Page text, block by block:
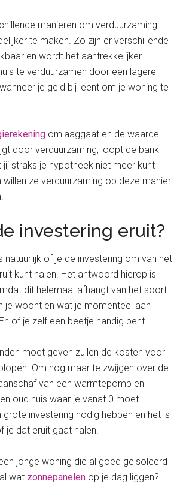
manieren om verduurzaming
te maken. Zo zijn er verschillende
en wordt het aantrekkelijker
te verduurzamen door een lagere
je geld bij leent om je woning te
omlaaggaat en de waarde
door verduurzaming, loopt de bank
straks je hypotheek niet meer kunt
willen ze verduurzaming op deze manier
investering eruit?
natuurlijk of je de investering om van het
kunt halen. Het antwoord hierop is
dit helemaal afhangt van het soort
je woont en wat je momenteel aan
of je zelf een beetje handig bent.
moet geven zullen de kosten voor
Om nog maar te zwijgen over de
van een warmtepomp en
oud huis waar je vanaf 0 moet
grote investering nodig hebben en het is
je dat eruit gaat halen.
jonge woning die al goed geïsoleerd
wat zonnepanelen op je dag liggen?